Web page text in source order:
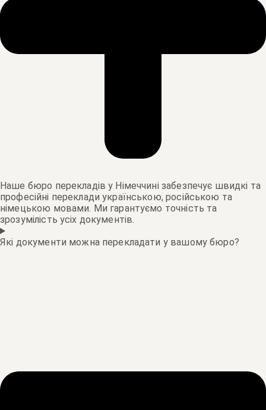
Наше бюро перекладів у Німеччині забезпечує швидкі та
професійні переклади українською, російською та
німецькою мовами. Ми гарантуємо точність та
зрозумілість усіх документів.
Які документи можна перекладати у вашому бюро?